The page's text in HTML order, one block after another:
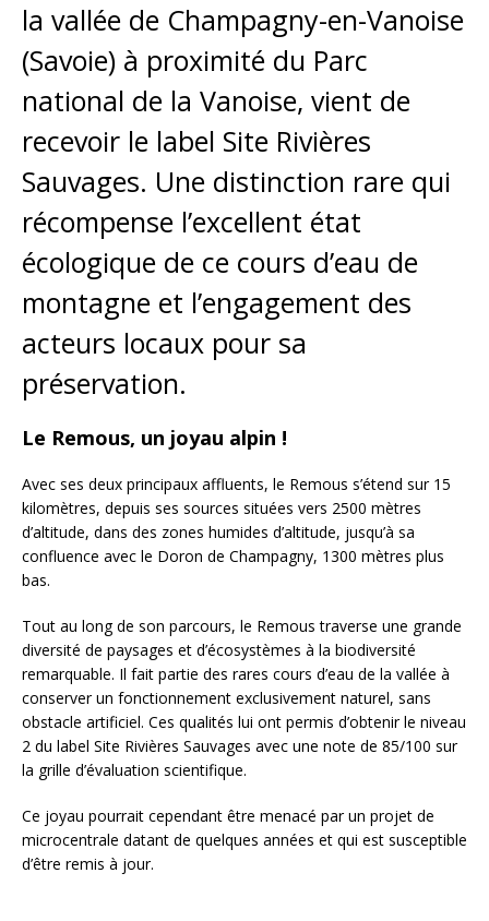
la vallée de Champagny-en-Vanoise
(Savoie) à proximité du Parc
national de la Vanoise, vient de
recevoir le label Site Rivières
Sauvages. Une distinction rare qui
récompense l’excellent état
écologique de ce cours d’eau de
montagne et l’engagement des
acteurs locaux pour sa
préservation.
Le Remous, un joyau alpin !
Avec ses deux principaux affluents, le Remous s’étend sur 15
kilomètres, depuis ses sources situées vers 2500 mètres
d’altitude, dans des zones humides d’altitude, jusqu’à sa
confluence avec le Doron de Champagny, 1300 mètres plus
bas.
Tout au long de son parcours, le Remous traverse une grande
diversité de paysages et d’écosystèmes à la biodiversité
remarquable. Il fait partie des rares cours d’eau de la vallée à
conserver un fonctionnement exclusivement naturel, sans
obstacle artificiel. Ces qualités lui ont permis d’obtenir le niveau
2 du label Site Rivières Sauvages avec une note de 85/100 sur
la grille d’évaluation scientifique.
Ce joyau pourrait cependant être menacé par un projet de
microcentrale datant de quelques années et qui est susceptible
d’être remis à jour.